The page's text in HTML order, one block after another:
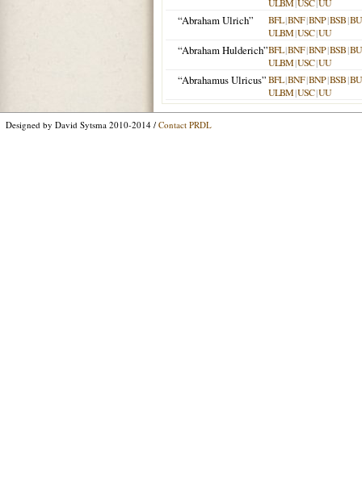
“Abraham Ulrich” BFL|BNF|BNP|BSB|
ULBM|USC|UU
“Abraham Hulderich”BFL|BNF|BNP|BSB|
ULBM|USC|UU
“Abrahamus Ulricus”BFL|BNF|BNP|BSB|
ULBM|USC|UU
Designed by David Sytsma 2010-2014 / Contact PRDL